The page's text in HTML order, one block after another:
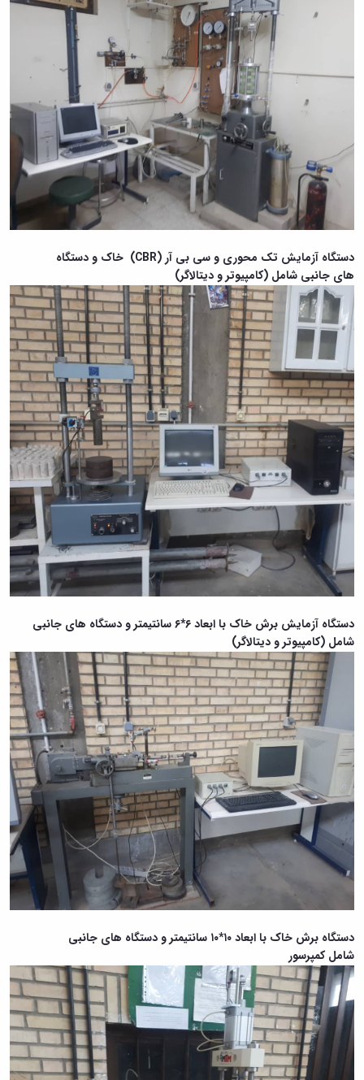
دستگاه آزمایش تک محوری و سی بی آر (CBR) خاک و
دستگاه
های جانبی شامل (کامپیوتر و دیتالاگر)
دستگاه آزمایش برش خاک با ابعاد ۶*۶ سانتیمتر و دستگاه های جانبی
شامل (کامپیوتر و دیتالاگر)
دستگاه برش خاک با ابعاد ۱۰*۱۰ سانتیمتر و دستگاه های جانبی
شاملکمپرسور